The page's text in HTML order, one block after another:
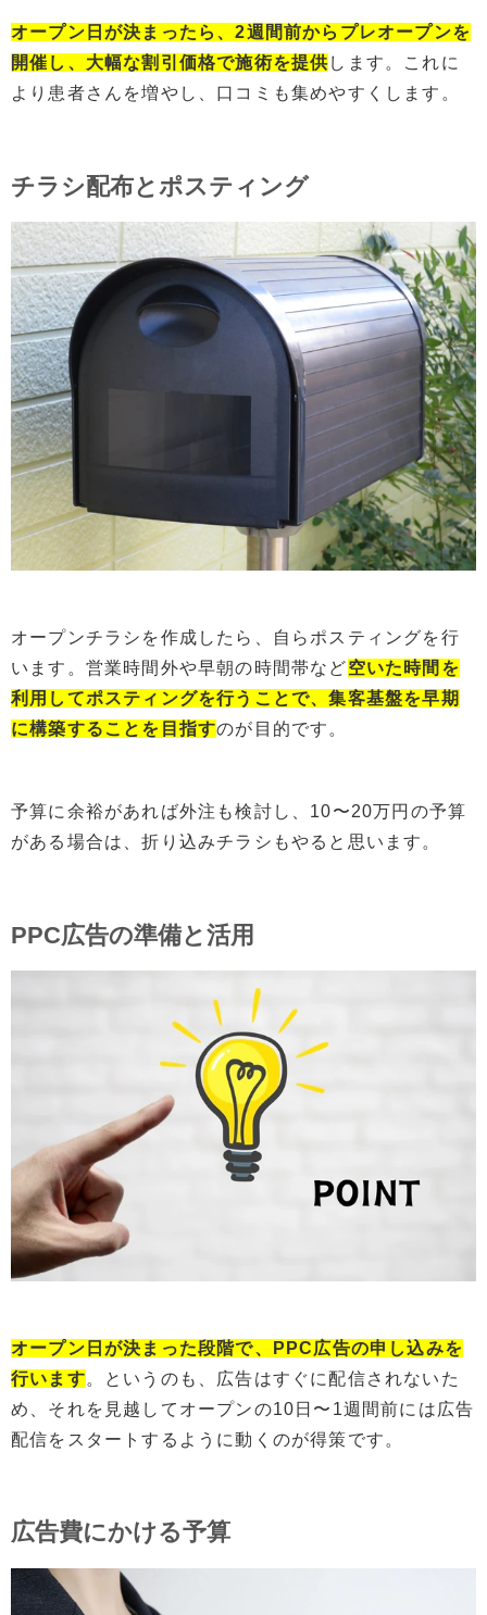
オープン日が決まったら、2週間前からプレオープンを
開催し、大幅な割引価格で施術を提供 します。これに
より患者さんを増やし、口コミも集めやすくします。
チラシ配布とポスティング
オープンチラシを作成したら、自らポスティングを行
います。営業時間外や早朝の時間帯など空いた時間を
利用してポスティングを行うことで、集客基盤を早期
に構築すること を 目指すのが目的です。
予算に余裕があれば外注も検討し、10〜20万円の予算
がある場合は、折り込みチラシもやると思います。
PPC広告の準備と活用
オープン日が決まった段階で、PPC広告の申し込みを
行います。というのも、広告はすぐに配信されないた
め、それを見越してオープンの10日〜1週間前には広告
配信をスタートするように動くのが得策です。
広告費にかける予算